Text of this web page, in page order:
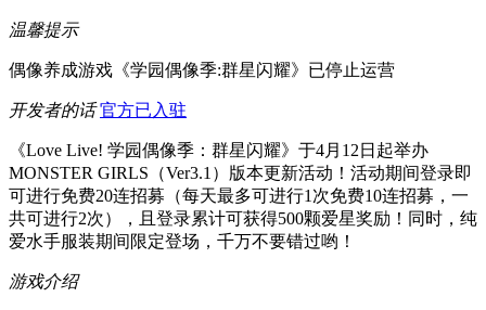
温馨提示
偶像养成游戏《学园偶像季:群星闪耀》已停止运营
开发者的话 官方已入驻
《Love Live! 学园偶像季：群星闪耀》于4月12日起举办
MONSTER GIRLS（Ver3.1）版本更新活动！活动期间登录即
可进行免费20连招募（每天最多可进行1次免费10连招募，一
共可进行2次），且登录累计可获得500颗爱星奖励！同时，纯
爱水手服装期间限定登场，千万不要错过哟！
游戏介绍